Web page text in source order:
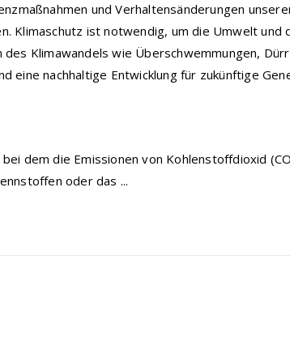
und Verhaltensänderungen
Klimaschutz ist notwendig, um die Umwelt und
Klimawandels wie Überschwemmungen,
eine nachhaltige Entwicklung für zukünftige
dem die Emissionen von Kohlenstoffdioxid
oder das ...